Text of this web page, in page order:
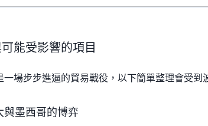
能受影響的項目
一場步步進逼的貿易戰役，以下簡單整理會受到
與墨西哥的博弈